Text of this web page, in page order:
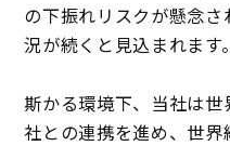
の下振れリスクが懸念
況が続くと見込まれます。
斯かる環境下、当社は
社との連携を進め、世